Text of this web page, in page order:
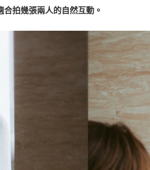
拍幾張兩人的自然互動。